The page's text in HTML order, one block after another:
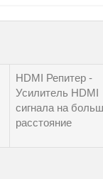
HDMI Репитер -
Усилитель HDMI
сигнала на
расстояние